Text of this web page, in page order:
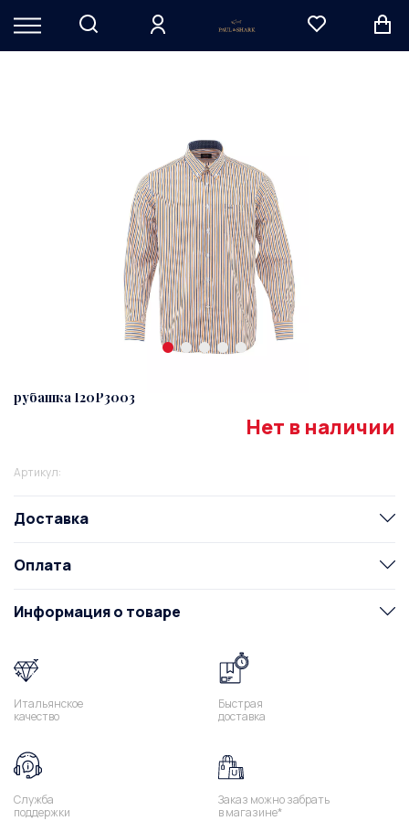
Артикул:
рубашка I20P3003
Нет в наличии
Доставка
Оплата
Информация о товаре
Итальянское
качество
Быстрая
доставка
Служба
поддержки
Заказ можно забрать
в магазине*